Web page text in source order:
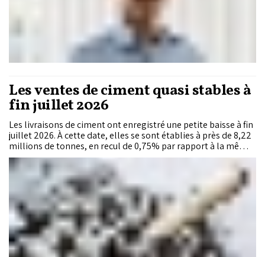
Les ventes de ciment quasi stables à
fin juillet 2026
Les livraisons de ciment ont enregistré une petite baisse à fin
juillet 2026. À cette date, elles se sont établies à près de 8,22
millions de tonnes, en recul de 0,75% par rapport à la même
période de l’année précédente.